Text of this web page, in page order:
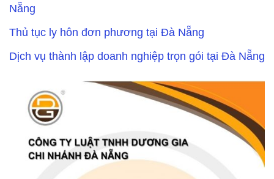
Nẵng
Thủ tục ly hôn đơn phương tại Đà Nẵng
Dịch vụ thành lập doanh nghiệp trọn gói tại Đà Nẵng